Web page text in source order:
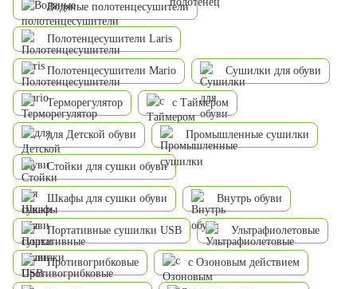
Водяные полотенцесушители
Полотенцесушители Laris
Полотенцесушители Mario Сушилки для обуви
Терморегулятор с Таймером
для Детской обуви Промышленные сушилки
Стойки для сушки обуви
Шкафы для сушки обуви Внутрь обуви
Портативные сушилки USB Ультрафиолетовые
Противогрибковые с Озоновым действием